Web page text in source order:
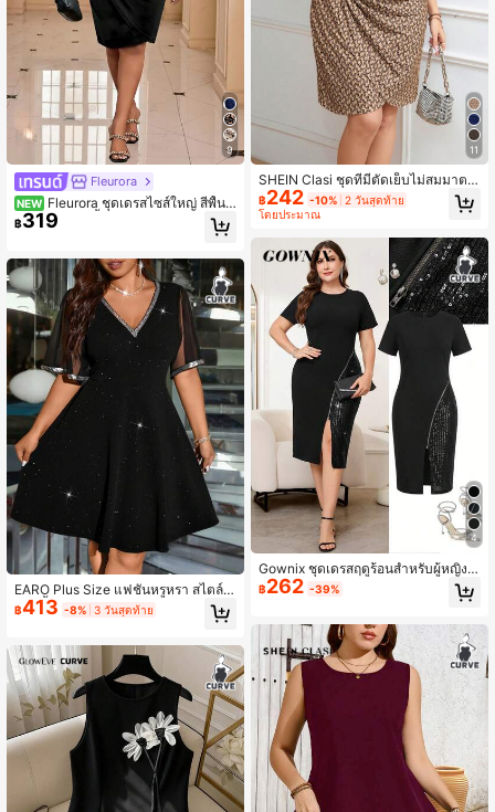
4.90 337K ผู้ติดตาม
4.90 337K ผู้ติดตาม
4.90 337K ผู้ติดตาม
337K ผู้ติดตาม
9
Fleurora
NEW Fleurora ชุดเดรสไซส์ใหญ่ สีพื้น จี
บ ลำลอง ปาร์ตี้ ชุดเดรสสีดำ ชุดเดรสห
รูหราสำหรับผู้หญิง ชุดเดรสลำลอง ชุด
฿319
EARO Plus Size แฟชั่นหรูหรา สไตล์สั
งคมชั้นสูง ดีไซน์ลำลอง อเนกประสงค์ แ
ขนสั้น คอวีโปร่ง ชุดเดรสเลื่อม, ผู้หญิง ฤ
ยาวแขนยาวหรูหราเข้ารูปสบาย ชายระ
บาย เดรสราตรีเพรียวบาง สีดำ ฤดูร้อน
฿413 -8% 3 วันสุดท้าย
11
SHEIN Clasi ชุดที่มีตัดเย็บไม่สมมาตร
ของชายกระโปรงงานพิมพ์ พิเศษพิเศษ
ดีไซน์เอวจับย่น ชุดฮอลิเดย์ ชุดงานปาร์
฿242 -10% 2 วันสุดท้าย
โดยประมาณ
4
Gownix ชุดเดรสฤดูร้อนสำหรับผู้หญิงไ
ซส์ใหญ่, ชุดเดรสหรูหรา, ชุดเดรสสีดำ,
ชุดเดรสรัดรูป, ชุดเดรสสีดำปะติด, ชุดเ
รสแขนสั้น ชุดราตรีหรูหราสำหรับงานแ
ต่งงาน เสื้อผ้าฤดูร้อน ชุดฤดูร้อน เสื้อผ้า
ฤดูใบไม้ผลิ ชุดฤดูใบไม้ผลิ ชุดเดรสฤดูร้
อน ชุดเดรสฤดูใบไม้ผลิ ชุดเดรสเทศกา
ล ชุดเดรสหรูหรา ชุดเดรสปาร์ตี้หรูหรา
ชุดปาร์ตี้ ชุดเดรสสำหรับแขกงานแต่งง
าน ชุดเดรสสำหรับงานแต่งงานและงา
นอีเวนต์ ชุดเพื่อนเจ้าสาว ชุดเดรสรับปริ
ญญา ชุดรับปริญญาสำหรับคุณแม่ ชุดอ
อกงาน ชุดเดรสพรอม ชุดเดรสวันเกิด ชุ
ดวันเกิดสำหรับผู้หญิง ชุดวันหยุดสำหรั
บผู้หญิง ชุดวันหยุดสำหรับผู้หญิง ชุดวัน
฿262 -39%